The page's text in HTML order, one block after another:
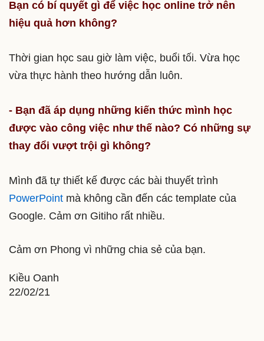
Bạn có bí quyết gì để việc học online trở nên
hiệu quả hơn không?
Thời gian học sau giờ làm việc, buổi tối. Vừa học
vừa thực hành theo hướng dẫn luôn.
- Bạn đã áp dụng những kiến thức mình học
được vào công việc như thế nào? Có những sự
thay đổi vượt trội gì không?
Mình đã tự thiết kế được các bài thuyết trình
PowerPoint mà không cần đến các template của
Google. Cảm ơn Gitiho rất nhiều.
Cảm ơn Phong vì những chia sẻ của bạn.
Kiều Oanh
22/02/21